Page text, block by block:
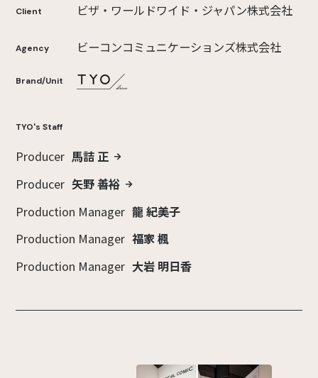
Client ビザ・ワールドワイド・ジャパン株式会社
Agency ビーコンコミュニケーションズ株式会社
Brand/Unit
TYO's Staff
Producer 馬詰 正
Producer 矢野 善裕
Production Manager 龍 紀美子
Production Manager 福家 楓
Production Manager 大岩 明日香